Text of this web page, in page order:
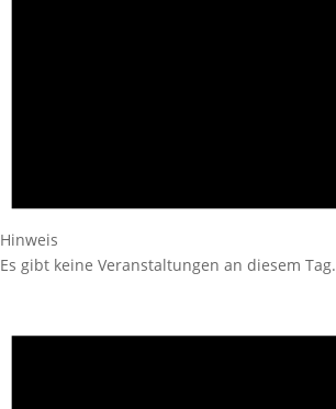
Hinweis
Es gibt keine Veranstaltungen an diesem Tag.